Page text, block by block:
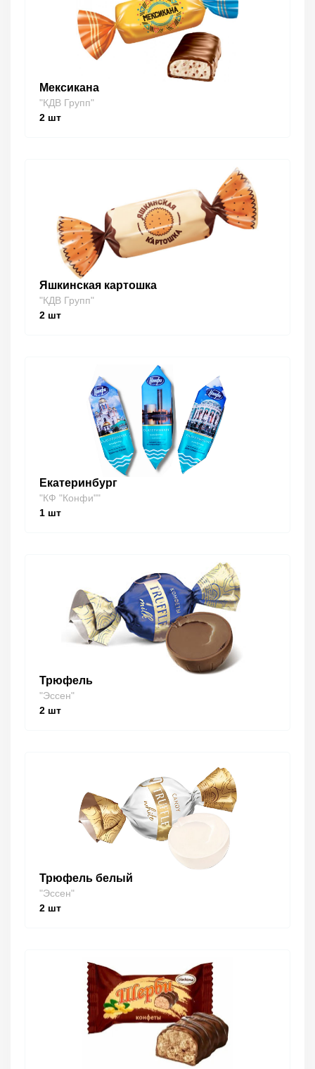
Мексикана
"КДВ Групп"
2 шт
Яшкинская картошка
"КДВ Групп"
2 шт
Екатеринбург
"КФ "Конфи""
1 шт
Трюфель
"Эссен"
2 шт
Трюфель белый
"Эссен"
2 шт